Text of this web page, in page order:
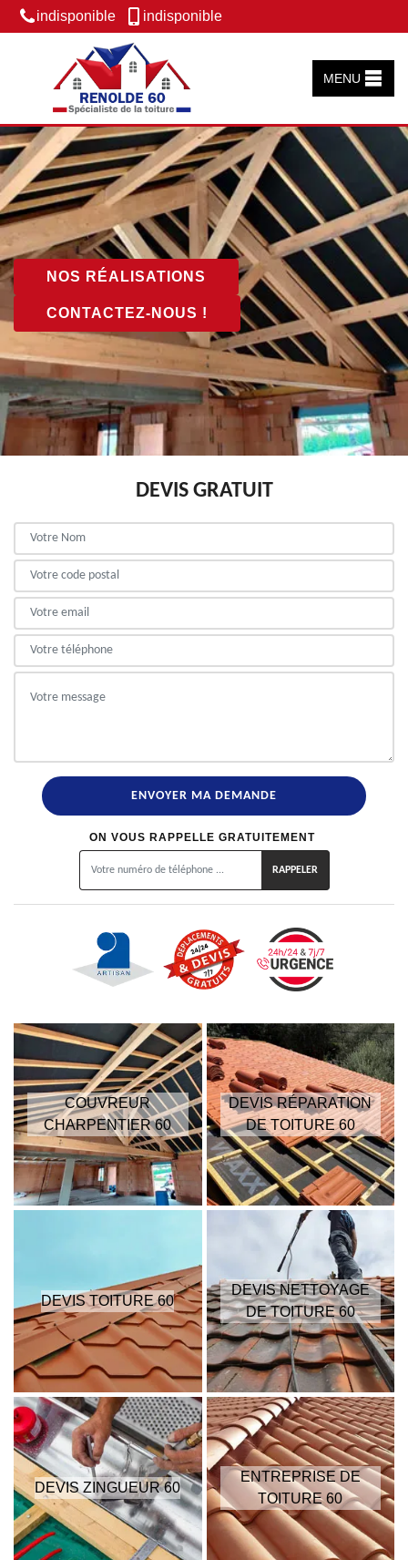
indisponible indisponible
MENU
NOS RÉALISATIONS
CONTACTEZ-NOUS !
DEVIS GRATUIT
ON VOUS RAPPELLE GRATUITEMENT
COUVREUR
CHARPENTIER 60
DEVIS RÉPARATION
DE TOITURE 60
DEVIS TOITURE 60
DEVIS NETTOYAGE
DE TOITURE 60
DEVIS ZINGUEUR 60
ENTREPRISE DE
TOITURE 60